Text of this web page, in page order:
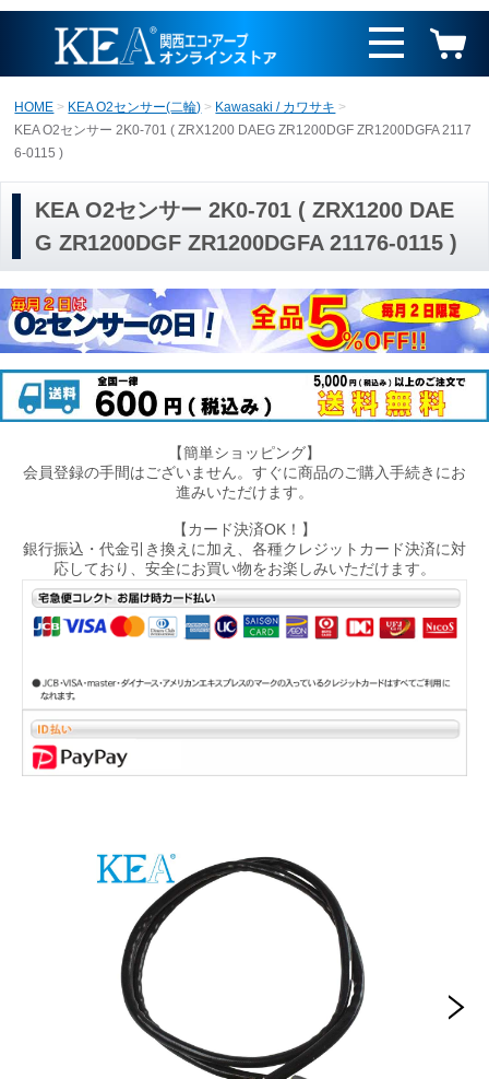
HOME KEA O2センサー(二輪)
Kawasaki / カワサキ
KEA O2センサー 2K0-701 ( ZRX1200 DAEG ZR1200DGF ZR1200DGFA 2117
6-0115 )
KEA O2センサー 2K0-701 ( ZRX1200 DAE
G ZR1200DGF ZR1200DGFA 21176-0115 )
【簡単ショッピング】
会員登録の手間はございません。すぐに商品のご購入手続きにお
進みいただけます。
【カード決済OK！】
銀行振込・代金引き換えに加え、各種クレジットカード決済に対
応しており、安全にお買い物をお楽しみいただけます。